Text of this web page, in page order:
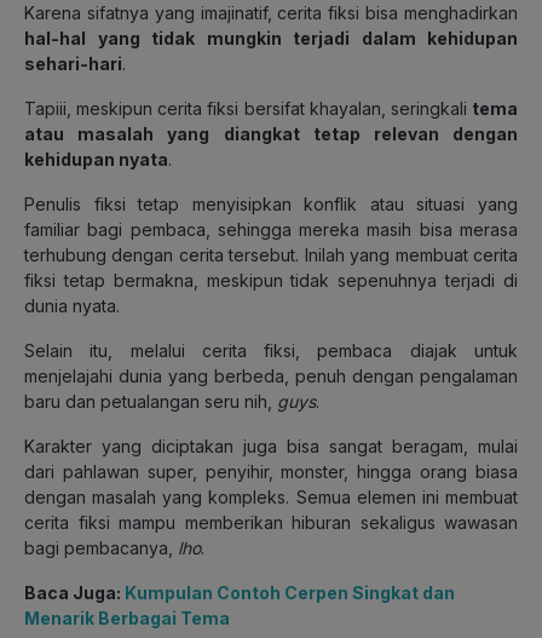
Karena sifatnya yang imajinatif, cerita fiksi bisa menghadirkan
hal-hal yang tidak mungkin terjadi dalam kehidupan
sehari-hari.
Tapiii, meskipun cerita fiksi bersifat khayalan, seringkali tema
atau masalah yang diangkat tetap relevan dengan
kehidupan nyata.
Penulis fiksi tetap menyisipkan konflik atau situasi yang
familiar bagi pembaca, sehingga mereka masih bisa merasa
terhubung dengan cerita tersebut. Inilah yang membuat cerita
fiksi tetap bermakna, meskipun tidak sepenuhnya terjadi di
dunia nyata.
Selain itu, melalui cerita fiksi, pembaca diajak untuk
menjelajahi dunia yang berbeda, penuh dengan pengalaman
baru dan petualangan seru nih, guys.
Karakter yang diciptakan juga bisa sangat beragam, mulai
dari pahlawan super, penyihir, monster, hingga orang biasa
dengan masalah yang kompleks. Semua elemen ini membuat
cerita fiksi mampu memberikan hiburan sekaligus wawasan
bagi pembacanya, lho.
Baca Juga: Kumpulan Contoh Cerpen Singkat dan
Menarik Berbagai Tema